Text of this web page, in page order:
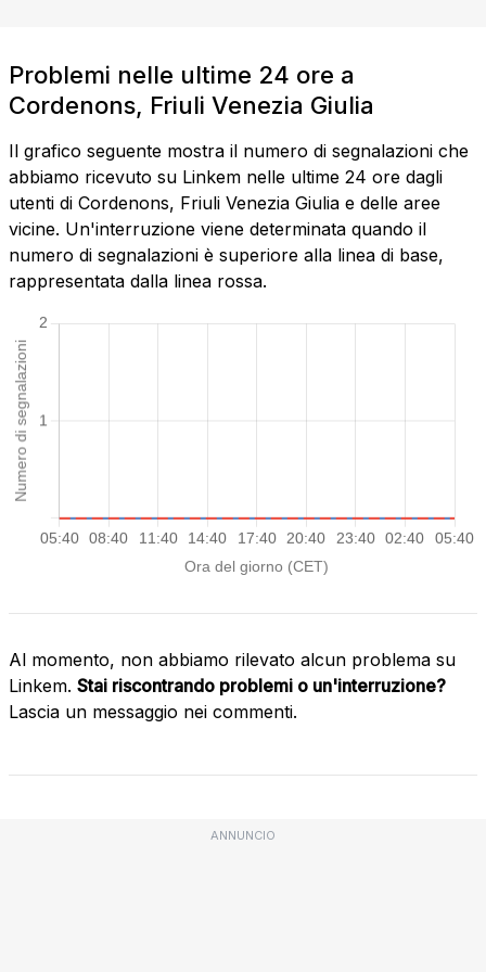
Problemi nelle ultime 24 ore a
Cordenons, Friuli Venezia Giulia
Il grafico seguente mostra il numero di segnalazioni che
abbiamo ricevuto su Linkem nelle ultime 24 ore dagli
utenti di Cordenons, Friuli Venezia Giulia e delle aree
vicine. Un'interruzione viene determinata quando il
numero di segnalazioni è superiore alla linea di base,
rappresentata dalla linea rossa.
Al momento, non abbiamo rilevato alcun problema su
Linkem. Stai riscontrando problemi o un'interruzione?
Lascia un messaggio nei commenti.
ANNUNCIO